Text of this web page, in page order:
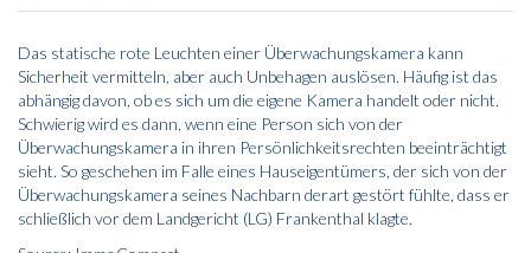
Das statische rote Leuchten einer Überwachungskamera kann
Sicherheit vermitteln, aber auch Unbehagen auslösen. Häufig ist das
abhängig davon, ob es sich um die eigene Kamera handelt oder nicht.
Schwierig wird es dann, wenn eine Person sich von der
Überwachungskamera in ihren Persönlichkeitsrechten beeinträchtigt
sieht. So geschehen im Falle eines Hauseigentümers, der sich von der
Überwachungskamera seines Nachbarn derart gestört fühlte, dass er
schließlich vor dem Landgericht (LG) Frankenthal klagte.